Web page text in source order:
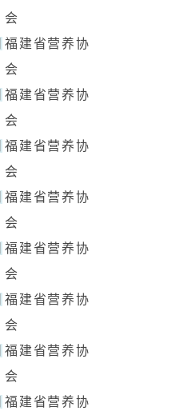
会
福建省营养协
会
福建省营养协
会
福建省营养协
会
福建省营养协
会
福建省营养协
会
福建省营养协
会
福建省营养协
会
福建省营养协